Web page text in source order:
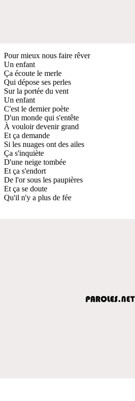
Pour mieux nous faire rêver
Un enfant
Ça écoute le merle
Qui dépose ses perles
Sur la portée du vent
Un enfant
C'est le dernier poète
D'un monde qui s'entête
À vouloir devenir grand
Et ça demande
Si les nuages ont des ailes
Ça s'inquiète
D'une neige tombée
Et ça s'endort
De l'or sous les paupières
Et ça se doute
Qu'il n'y a plus de fée